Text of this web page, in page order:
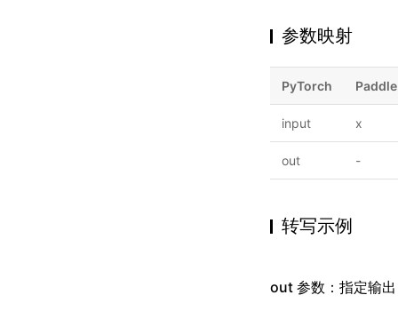
参数映射
PyTorch
input x
out -
转写示例
out 参数：指定输出